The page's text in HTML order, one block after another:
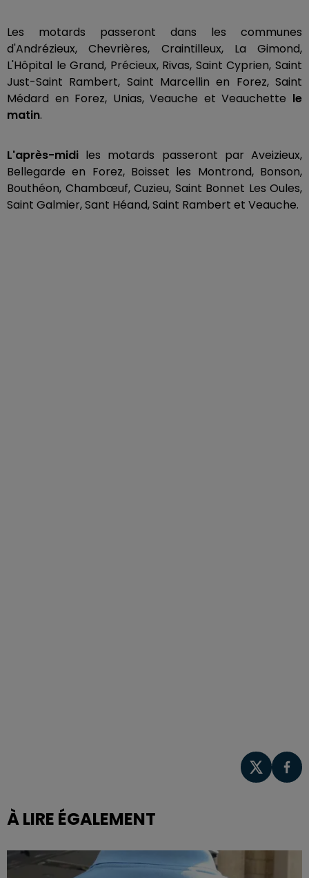
Les motards passeront dans les communes
d'Andrézieux, Chevrières, Craintilleux, La Gimond,
L'Hôpital le Grand, Précieux, Rivas, Saint Cyprien, Saint
Just-Saint Rambert, Saint Marcellin en Forez, Saint
Médard en Forez, Unias, Veauche et Veauchette le
matin.
L'après-midi les motards passeront par Aveizieux,
Bellegarde en Forez, Boisset les Montrond, Bonson,
Bouthéon, Chambœuf, Cuzieu, Saint Bonnet Les Oules,
Saint Galmier, Sant Héand, Saint Rambert et Veauche.
À LIRE ÉGALEMENT